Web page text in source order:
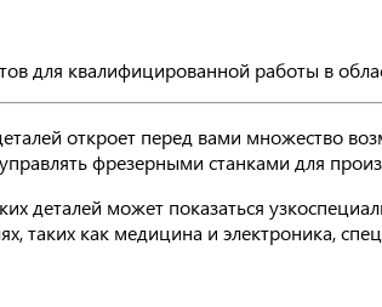
для квалифицированной работы в
откроет перед вами множество
фрезерными станками для
деталей может показаться
таких как медицина и электроника,